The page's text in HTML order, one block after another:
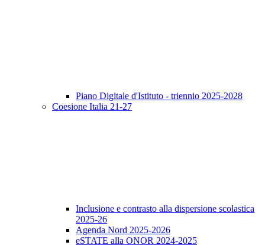
Piano Digitale d'Istituto - triennio 2025-2028
Coesione Italia 21-27
Inclusione e contrasto alla dispersione scolastica
2025-26
Agenda Nord 2025-2026
eSTATE alla ONOR 2024-2025